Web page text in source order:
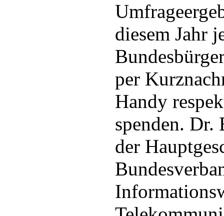
diesem Jahr
per
Handy
spenden. Dr.
der